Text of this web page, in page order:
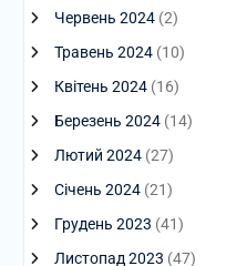
Червень 2024(2)
Травень 2024(10)
Квітень 2024(16)
Березень 2024(14)
Лютий 2024(27)
Січень 2024(21)
Грудень 2023 (41)
Листопад 2023 (47)